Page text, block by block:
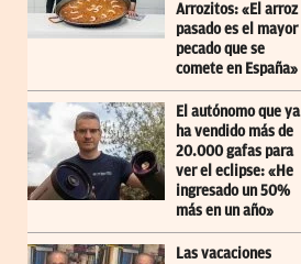
Arrozitos: «El arroz
pasado es el mayor
pecado que se
comete en España»
El autónomo que ya
ha vendido más de
20.000 gafas para
ver el eclipse: «He
ingresado un 50%
más en un año»
Las vacaciones